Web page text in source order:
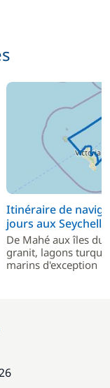
Itinéraire de
jours aux
De Mahé aux îles du
granit, lagons
marins d'exception